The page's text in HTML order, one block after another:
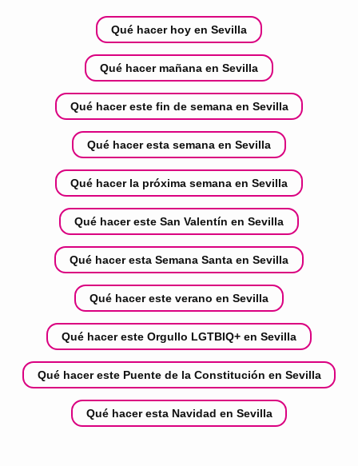
Qué hacer hoy en Sevilla
Qué hacer mañana en Sevilla
Qué hacer este fin de semana en Sevilla
Qué hacer esta semana en Sevilla
Qué hacer la próxima semana en Sevilla
Qué hacer este San Valentín en Sevilla
Qué hacer esta Semana Santa en Sevilla
Qué hacer este verano en Sevilla
Qué hacer este Orgullo LGTBIQ+ en Sevilla
Qué hacer este Puente de la Constitución en Sevilla
Qué hacer esta Navidad en Sevilla